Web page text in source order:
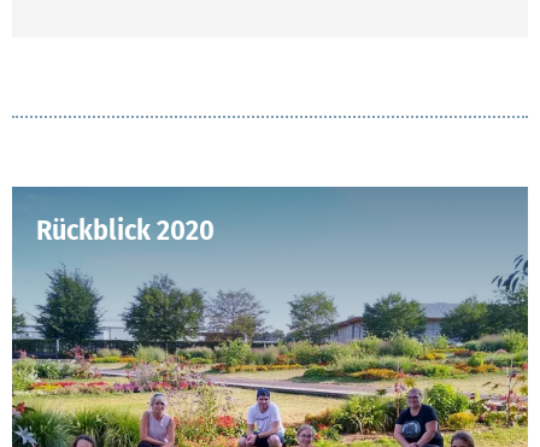
Rückblick 2020